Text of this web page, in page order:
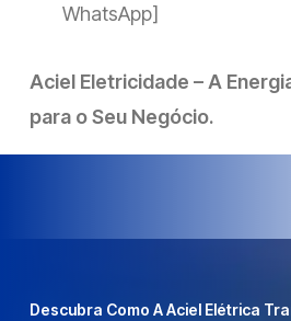
WhatsApp]
Aciel Eletricidade – A
para o Seu Negócio.
Descubra Como AAciel Elétrica